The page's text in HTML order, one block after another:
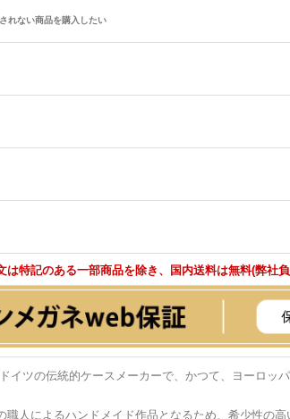
れない商品を購入したい
は特記のある一部商品を除き、国内送料は無料(弊社負
イツの伝統的ケースメーカーで、かつて、ヨーロッ
職人によるハンドメイド作品となるため、希少性の